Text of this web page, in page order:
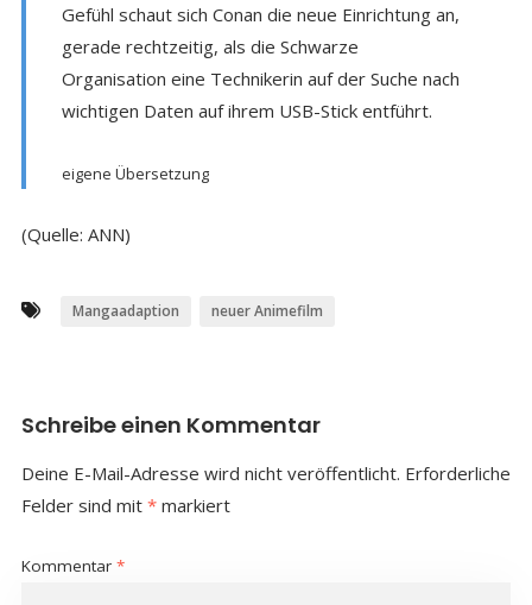
Gefühl schaut sich Conan die neue Einrichtung an,
gerade rechtzeitig, als die Schwarze
Organisation eine Technikerin auf der Suche nach
wichtigen Daten auf ihrem USB-Stick entführt.
eigene Übersetzung
(Quelle: ANN)
Mangaadaption neuer Animefilm
Schreibe einen Kommentar
Deine E-Mail-Adresse wird nicht veröffentlicht. Erforderliche
Felder sind mit *markiert
Kommentar *